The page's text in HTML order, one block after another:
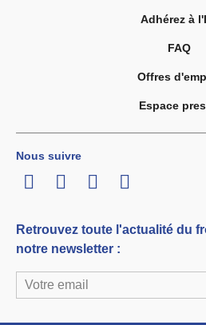
Adhérez à
FAQ
Offres
Espace
Nous suivre
LinkedInTwitterFacebook
Youtube
Retrouvez toute l'actualité du
notre newsletter :